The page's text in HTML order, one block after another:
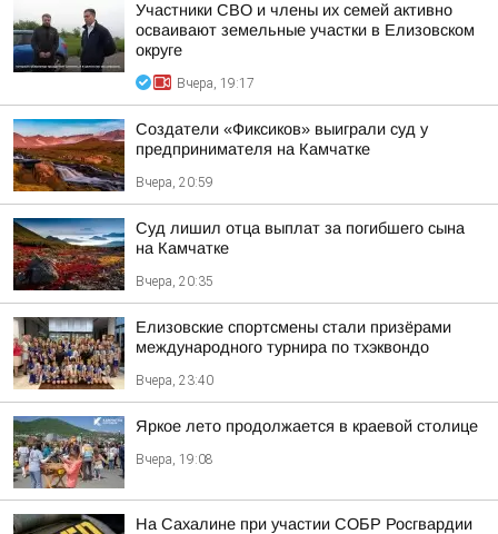
Участники СВО и члены их семей активно
осваивают земельные участки в Елизовском
округе
Вчера, 19:17
Создатели «Фиксиков» выиграли суд у
предпринимателя на Камчатке
Вчера, 20:59
Суд лишил отца выплат за погибшего сына
на Камчатке
Вчера, 20:35
Елизовские спортсмены стали призёрами
международного турнира по тхэквондо
Вчера, 23:40
Яркое лето продолжается в краевой столице
Вчера, 19:08
На Сахалине при участии СОБР Росгвардии